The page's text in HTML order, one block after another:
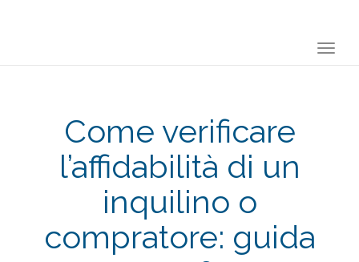
Come verificare
l’affidabilità di un
inquilino o
compratore: guida